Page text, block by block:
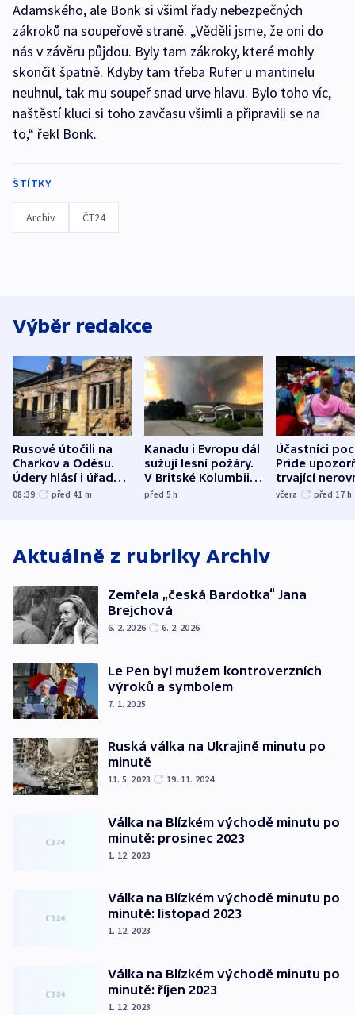
Adamského, ale Bonk si všiml řady nebezpečných
zákroků na soupeřově straně. „Věděli jsme, že oni do
nás v závěru půjdou. Byly tam zákroky, které mohly
skončit špatně. Kdyby tam třeba Rufer u mantinelu
neuhnul, tak mu soupeř snad urve hlavu. Bylo toho víc,
naštěstí kluci si toho zavčasu všimli a připravili se na
to,“ řekl Bonk.
ŠTÍTKY
Archiv ČT24
Výběr redakce
Rusové útočili na
Charkov a Oděsu.
Údery hlásí i úřady v
Bělgorodu
08:39 před 41 m
Kanadu i Evropu dál
sužují lesní požáry.
V Britské Kolumbii
evakuovali tisíce lidí
před 5h
Účastníci
Pride
trvající
včera před 17 h
Aktuálně z rubriky Archiv
Zemřela „česká Bardotka“ Jana
Brejchová
6. 2. 2026 6. 2. 2026
Le Pen byl mužem kontroverzních
výroků a symbolem
7. 1. 2025
Ruská válka na Ukrajině minutu po
minutě
11. 5. 2023 19. 11. 2024
Válka na Blízkém východě minutu po
minutě: prosinec 2023
1. 12. 2023
Válka na Blízkém východě minutu po
minutě: listopad 2023
1. 12. 2023
Válka na Blízkém východě minutu po
minutě: říjen 2023
1. 12. 2023